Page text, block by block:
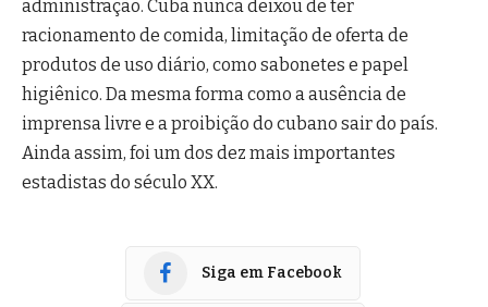
administração. Cuba nunca deixou de ter
racionamento de comida, limitação de oferta de
produtos de uso diário, como sabonetes e papel
higiênico. Da mesma forma como a ausência de
imprensa livre e a proibição do cubano sair do país.
Ainda assim, foi um dos dez mais importantes
estadistas do século XX.
Siga em Facebook